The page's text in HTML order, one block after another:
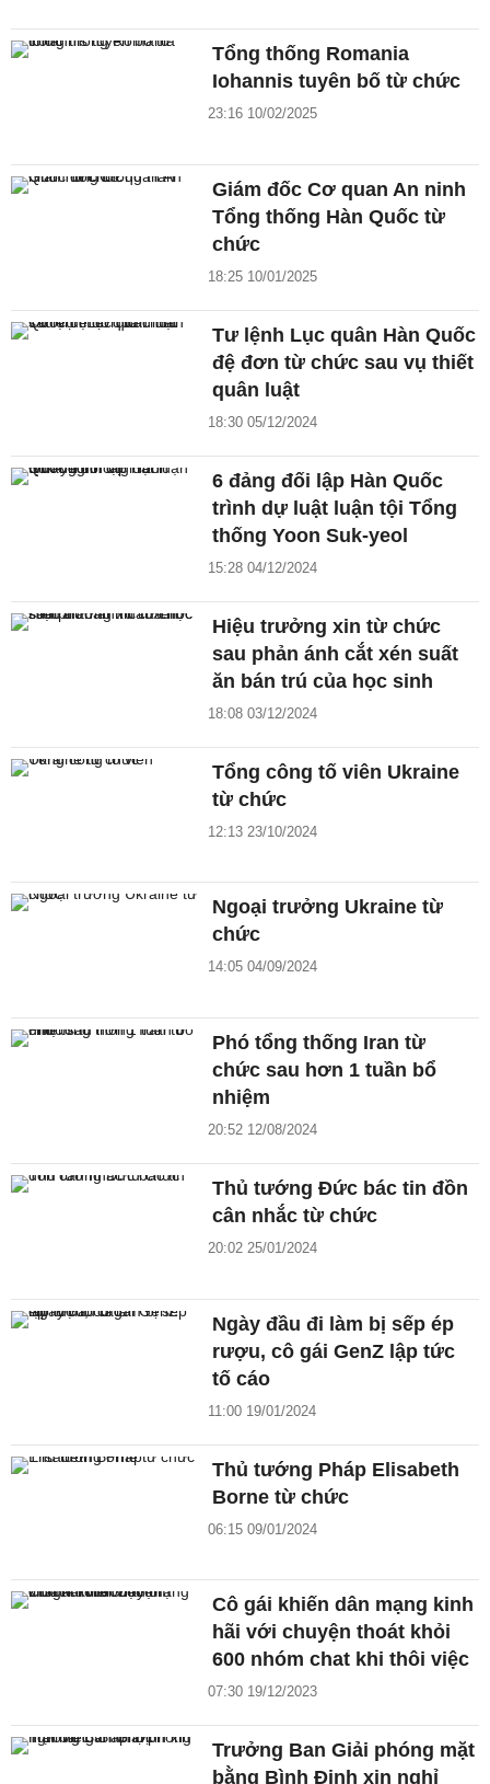
Tổng thống Romania
Iohannis tuyên bố từ chức
23:16 10/02/2025
Giám đốc Cơ quan An ninh
Tổng thống Hàn Quốc từ
chức
18:25 10/01/2025
Tư lệnh Lục quân Hàn Quốc
đệ đơn từ chức sau vụ thiết
quân luật
18:30 05/12/2024
6 đảng đối lập Hàn Quốc
trình dự luật luận tội Tổng
thống Yoon Suk-yeol
15:28 04/12/2024
Hiệu trưởng xin từ chức
sau phản ánh cắt xén suất
ăn bán trú của học sinh
18:08 03/12/2024
Tổng công tố viên Ukraine
từ chức
12:13 23/10/2024
Ngoại trưởng Ukraine từ
chức
14:05 04/09/2024
Phó tổng thống Iran từ
chức sau hơn 1 tuần bổ
nhiệm
20:52 12/08/2024
Thủ tướng Đức bác tin đồn
cân nhắc từ chức
20:02 25/01/2024
Ngày đầu đi làm bị sếp ép
rượu, cô gái GenZ lập tức
tố cáo
11:00 19/01/2024
Thủ tướng Pháp Elisabeth
Borne từ chức
06:15 09/01/2024
Cô gái khiến dân mạng kinh
hãi với chuyện thoát khỏi
600 nhóm chat khi thôi việc
07:30 19/12/2023
Trưởng Ban Giải phóng mặt
bằng Bình Định xin nghỉ